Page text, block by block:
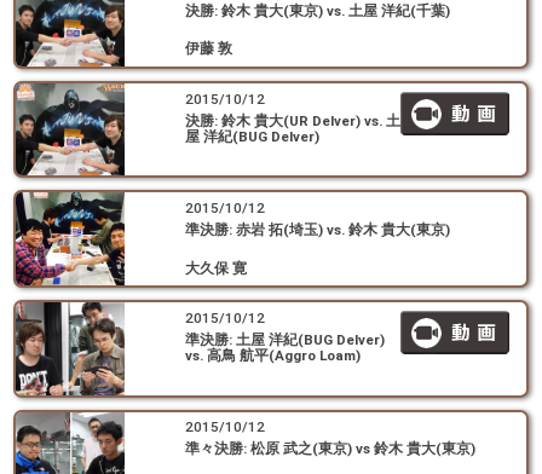
決勝: 鈴木 貴大(東京) vs. 土屋 洋紀(千葉)
伊藤 敦
2015/10/12
決勝: 鈴木 貴大(UR Delver) vs. 土
屋 洋紀(BUG Delver)
2015/10/12
準決勝: 赤岩 拓(埼玉) vs. 鈴木 貴大(東京)
大久保 寛
2015/10/12
準決勝: 土屋 洋紀(BUG Delver)
vs. 高鳥 航平(Aggro Loam)
2015/10/12
準々決勝: 松原 武之(東京) vs 鈴木 貴大(東京)